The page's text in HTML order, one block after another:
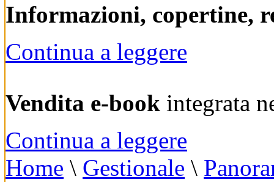
Informazioni, copertine,
Continua a leggere
Vendita e-book integrata
Continua a leggere
Home \ Gestionale \